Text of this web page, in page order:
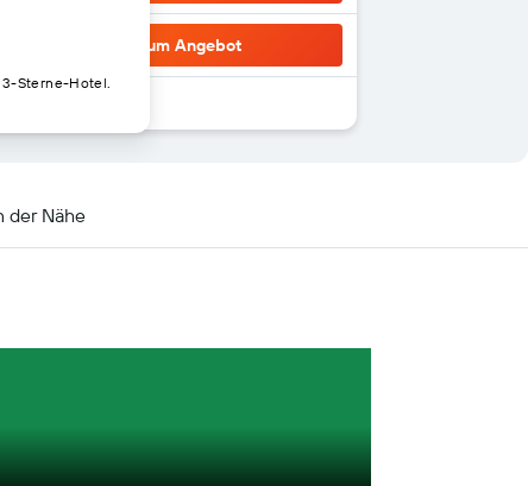
Zum Angebot
der Nähe
Sterne-Hotel.